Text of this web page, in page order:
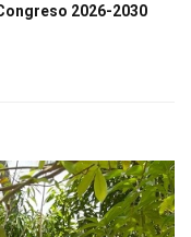
2026-2030